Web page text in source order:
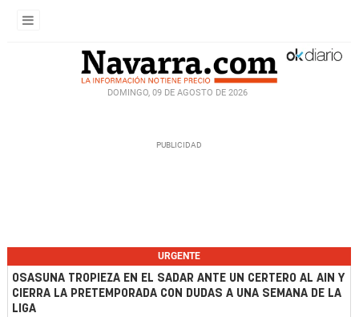
DOMINGO, 09 DE AGOSTO DE 2026
URGENTE
OSASUNA TROPIEZA EN EL SADAR ANTE UN CERTERO AL AIN Y
CIERRA LA PRETEMPORADA CON DUDAS A UNA SEMANA DE LA
LIGA